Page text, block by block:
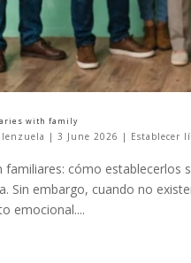
with family
|3 June 2026 | Establecer
familiares: cómo establecerlos
Sin embargo, cuando no
emocional....